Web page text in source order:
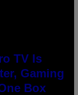
TV Is
Gaming
Box